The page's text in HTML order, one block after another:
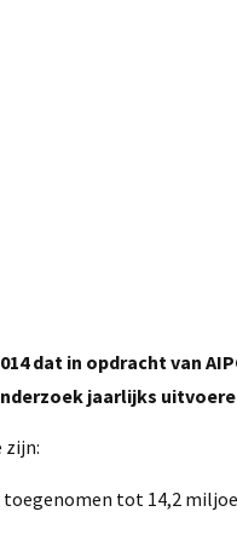
dat in opdracht van
jaarlijks
zijn:
toegenomen tot 14,2